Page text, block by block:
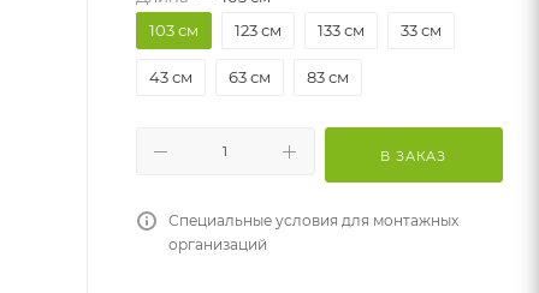
103 см
123 см 133 см 33 см
43 см 63 см 83 см
В ЗАКАЗ
Специальные условия для монтажных
организаций